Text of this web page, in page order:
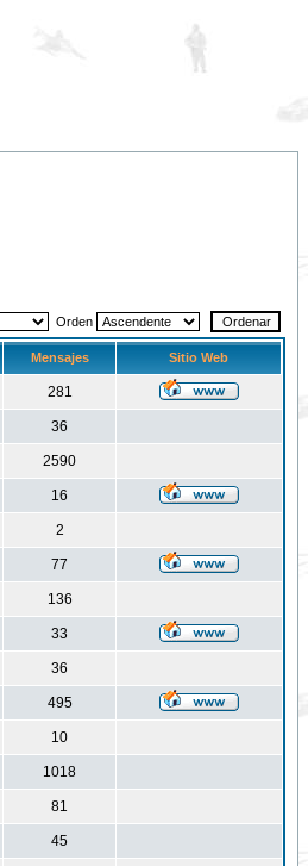
Orden
Mensajes Sitio Web
281
36
2590
16
2
77
136
33
36
495
10
1018
81
45